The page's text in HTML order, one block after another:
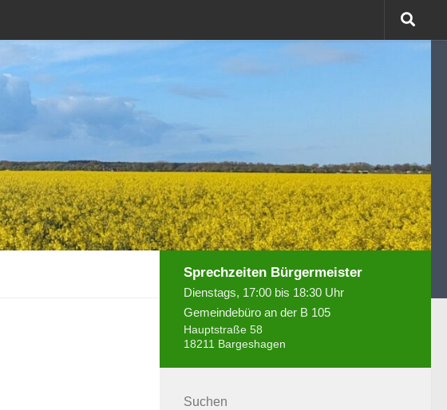
Sprechzeiten Bürgermeister
Dienstags, 17:00 bis 18:30 Uhr
Gemeindebüro an der B 105
Hauptstraße 58
18211 Bargeshagen
Suchen